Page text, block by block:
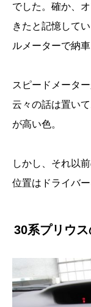
でした。確か、
きたと記憶して
ルメーターで納
スピードメータ
云々の話は置い
が高い色。
しかし、それ以
位置はドライバ
30系プリウ